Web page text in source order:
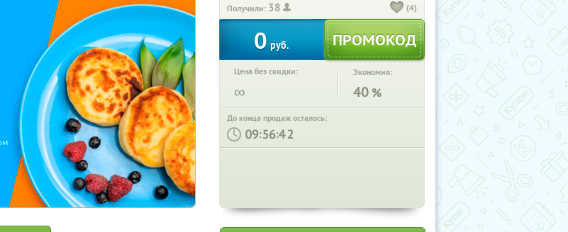
Получили: 38 (4)
0 руб.
Цена без скидки:
∞
Экономия:
40 %
До конца продаж осталось:
: :